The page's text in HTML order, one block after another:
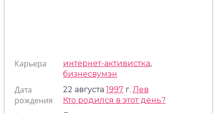
Карьера интернет-активистка,
бизнесвумэн
Дата
рождения
22 августа 1997 г. Лев
Кто родился в этот день?